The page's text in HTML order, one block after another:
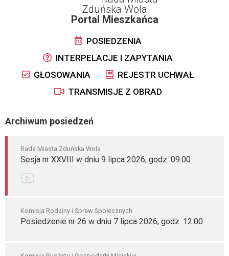
Zduńska Wola
Portal Mieszkańca
POSIEDZENIA
INTERPELACJE I ZAPYTANIA
GŁOSOWANIA
REJESTR UCHWAŁ
TRANSMISJE Z OBRAD
Archiwum posiedzeń
Rada Miasta Zduńska Wola
Sesja nr XXVIII w dniu 9 lipca 2026, godz. 09:00
Komisja Rodziny i Spraw Społecznych
Posiedzenie nr 26 w dniu 7 lipca 2026, godz. 12:00